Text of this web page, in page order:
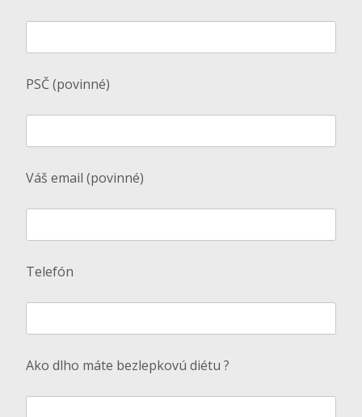
PSČ (povinné)
Váš email (povinné)
Telefón
Ako dlho máte bezlepkovú diétu ?